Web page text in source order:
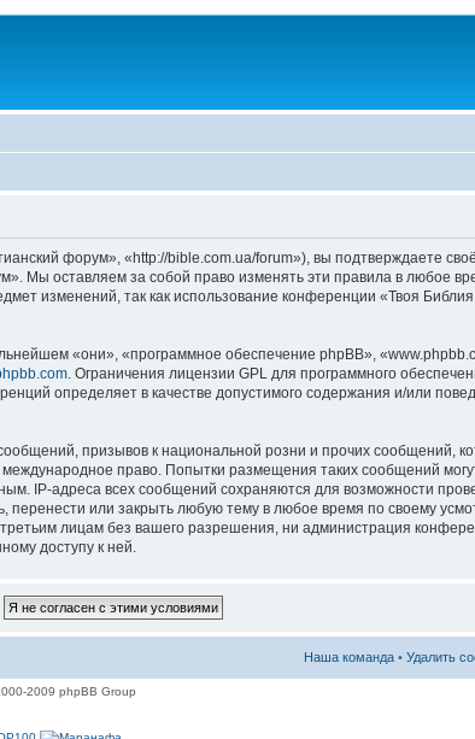
форум», «http://bible.com.ua/forum»), вы подтверждаете
Мы оставляем за собой право изменять эти правила в любое
изменений, так как использование конференции «Твоя
«они», «программное обеспечение phpBB»,
. Ограничения лицензии GPL для программного
определяет в качестве допустимого содержания и/или
призывов к национальной розни и прочих сообщений,
право. Попытки размещения таких сообщений
IP-адреса всех сообщений сохраняются для возможности
или закрыть любую тему в любое время по своему
лицам без вашего разрешения, ни администрация
доступу к ней.
Наша команда • Удалить
2009 phpBB Group